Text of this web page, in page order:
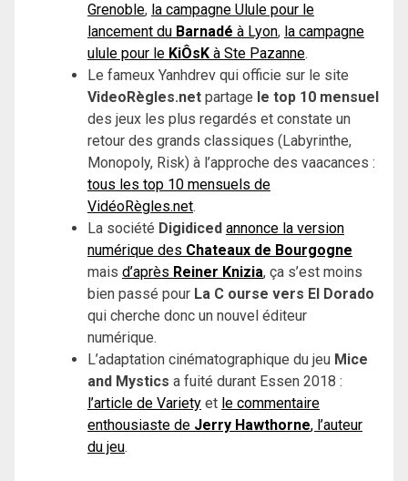
Grenoble, la campagne Ulule pour le
lancement du Barnadé à Lyon, la campagne
ulule pour le KiÔsK à Ste Pazanne.
Le fameux Yanhdrev qui officie sur le site
VideoRègles.net partage le top 10 mensuel
des jeux les plus regardés et constate un
retour des grands classiques (Labyrinthe,
Monopoly, Risk) à l’approche des vaacances :
tous les top 10 mensuels de
VidéoRègles.net.
La société Digidiced annonce la version
numérique des Chateaux de Bourgogne
mais d’après Reiner Knizia, ça s’est moins
bien passé pour La C ourse vers El Dorado
qui cherche donc un nouvel éditeur
numérique.
L’adaptation cinématographique du jeu Mice
and Mystics a fuité durant Essen 2018 :
l’article de Variety et le commentaire
enthousiaste de Jerry Hawthorne, l’auteur
du jeu.